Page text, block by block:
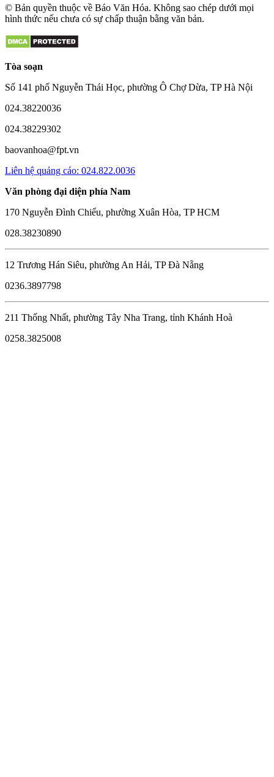
© Bản quyền thuộc về Báo Văn Hóa. Không sao chép dưới mọi
hình thức nếu chưa có sự chấp thuận bằng văn bản.
Tòa soạn
Số 141 phố Nguyễn Thái Học, phường Ô Chợ Dừa, TP Hà Nội
024.38220036
024.38229302
baovanhoa@fpt.vn
Liên hệ quảng cáo: 024.822.0036
Văn phòng đại diện phía Nam
170 Nguyễn Đình Chiểu, phường Xuân Hòa, TP HCM
028.38230890
12 Trương Hán Siêu, phường An Hải, TP Đà Nẵng
0236.3897798
211 Thống Nhất, phường Tây Nha Trang, tỉnh Khánh Hoà
0258.3825008